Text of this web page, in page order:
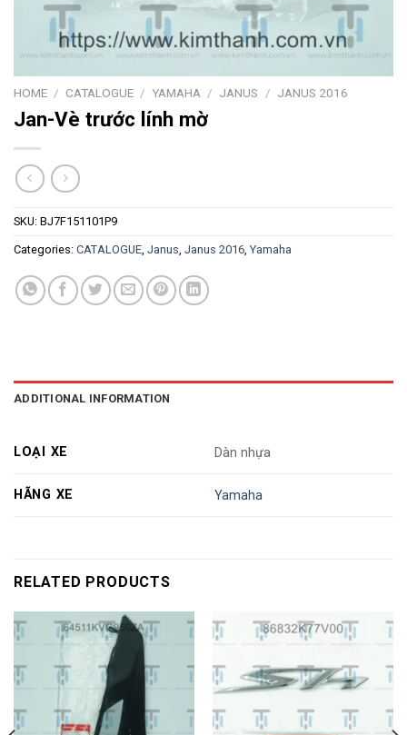
HOME / CATALOGUE / YAMAHA / JANUS / JANUS 2016
Jan-Vè trước lính mờ
SKU: BJ7F151101P9
Categories: CATALOGUE, Janus, Janus 2016, Yamaha
ADDITIONAL INFORMATION
LOẠI XE Dàn nhựa
HÃNG XE Yamaha
RELATED PRODUCTS